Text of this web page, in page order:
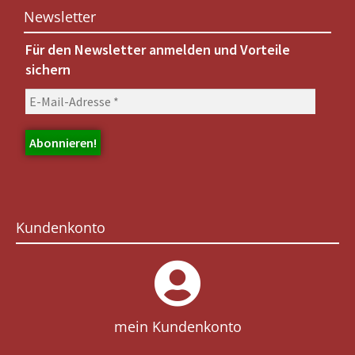
Newsletter
Für den Newsletter anmelden und Vorteile
sichern
Kundenkonto
mein Kundenkonto